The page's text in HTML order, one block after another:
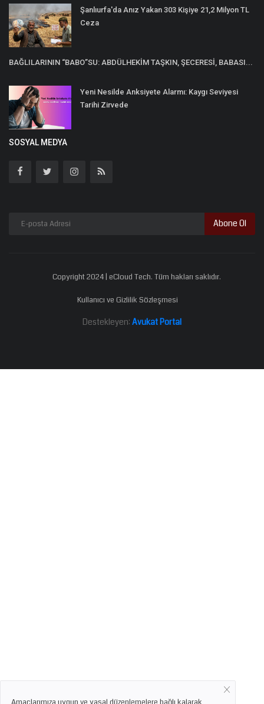
Şanlıurfa'da Anız Yakan 303 Kişiye 21,2 Milyon TL
Ceza
BAĞLILARININ “BABO”SU: ABDÜLHEKİM TAŞKIN, ŞECERESİ, BABASI...
Yeni Nesilde Anksiyete Alarmı: Kaygı Seviyesi
Tarihi Zirvede
SOSYAL MEDYA
Abone Ol
Copyright 2024 | eCloud Tech. Tüm hakları saklıdır.
Kullanıcı ve Gizlilik Sözleşmesi
Destekleyen: Avukat Portal